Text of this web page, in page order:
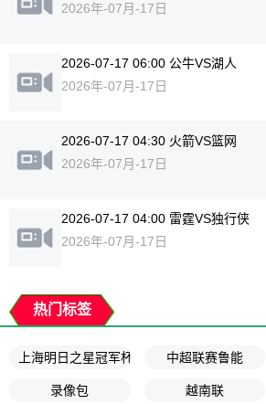
2026年-07月-17日
2026-07-17 06:00 公牛VS湖人
2026年-07月-17日
2026-07-17 04:30 火箭VS篮网
2026年-07月-17日
2026-07-17 04:00 雷霆VS独行侠
2026年-07月-17日
热门标签
上海明日之星冠军杯5-8名排位赛中超联赛鲁能
录像包 越南联